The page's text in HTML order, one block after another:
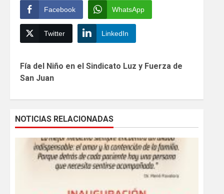
Facebook WhatsApp
Twitter LinkedIn
Reading
Fía del Niño en el Sindicato Luz y Fuerza de
San Juan
NOTICIAS RELACIONADAS